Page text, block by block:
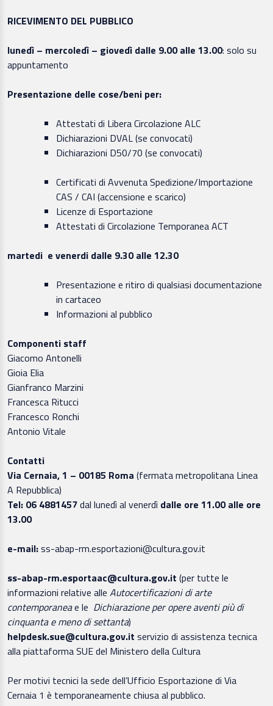
RICEVIMENTO DEL PUBBLICO
lunedì – mercoledì – giovedì dalle 9.00 alle 13.00: solo su
appuntamento
Presentazione delle cose/beni per:
Attestati di Libera Circolazione ALC
Dichiarazioni DVAL (se convocati)
Dichiarazioni D50/70 (se convocati)
Certificati di Avvenuta Spedizione/Importazione
CAS / CAI (accensione e scarico)
Licenze di Esportazione
Attestati di Circolazione Temporanea ACT
martedi e venerdi dalle 9.30 alle 12.30
Presentazione e ritiro di qualsiasi documentazione
in cartaceo
Informazioni al pubblico
Componenti staff
Giacomo Antonelli
Gioia Elia
Gianfranco Marzini
Francesca Ritucci
Francesco Ronchi
Antonio Vitale
Contatti
Via Cernaia, 1 – 00185 Roma (fermata metropolitana Linea
A Repubblica)
Tel: 06 4881457dal lunedì al venerdì dalle ore 11.00 alle ore
13.00
e-mail:ss-abap-rm.esportazioni@cultura.gov.it
ss-abap-rm.esportaac@cultura.gov.it (per tutte le
informazioni relative alle Autocertificazioni di arte
contemporaneae le Dichiarazione per opere aventi più di
cinquanta e meno di settanta)
helpdesk.sue@cultura.gov.it servizio di assistenza tecnica
alla piattaforma SUE del Ministero della Cultura
Per motivi tecnici la sede dell’Ufficio Esportazione di Via
Cernaia 1 è temporaneamente chiusa al pubblico.